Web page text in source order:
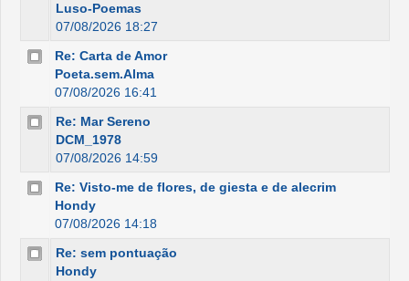
Luso-Poemas
07/08/2026 18:27
Re: Carta de Amor
Poeta.sem.Alma
07/08/2026 16:41
Re: Mar Sereno
DCM_1978
07/08/2026 14:59
Re: Visto-me de flores, de giesta e de alecrim
Hondy
07/08/2026 14:18
Re: sem pontuação
Hondy